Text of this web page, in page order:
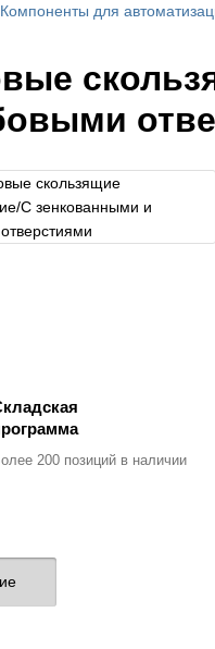
Компоненты для
200 позицийв наличии